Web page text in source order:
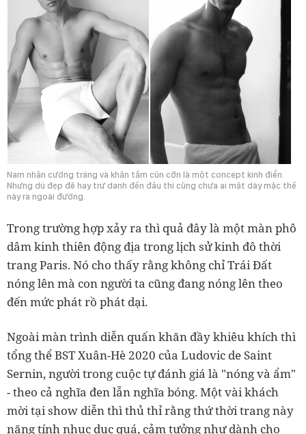
Nam nhân cường tráng và khăn tắm cũn cỡn là một concept kinh điển.
Nhưng dù đẹp đẽ hay trứ danh đến đâu thì cũng chưa ai mặt dày mặc thế
này ra ngoài đường.
Trong trường hợp xảy ra thì quả đây là một màn phô
dâm kinh thiên động địa trong lịch sử kinh đô thời
trang Paris. Nó cho thấy rằng không chỉ Trái Đất
nóng lên mà con người ta cũng đang nóng lên theo
đến mức phát rồ phát dại.
Ngoài màn trình diễn quấn khăn đầy khiêu khích thì
tổng thể BST Xuân-Hè 2020 của Ludovic de Saint
Sernin, người trong cuộc tự đánh giá là "nóng và ẩm"
- theo cả nghĩa đen lẫn nghĩa bóng. Một vài khách
mời tại show diễn thì thủ thỉ rằng thứ thời trang này
nặng tính nhục dục quá, cảm tưởng như dành cho